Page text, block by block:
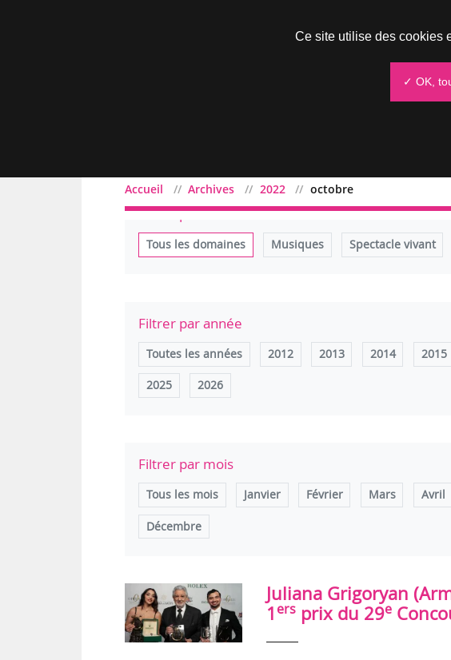
Accueil Archives 2022 octobre
Filtrer par domaine
Tous les domaines Musiques Spectacle vivant
Filtrer par année
Toutes les années 2012 2013 2014 2015
2025 2026
Filtrer par mois
Tous les mois Janvier Février Mars Avril
Décembre
Juliana Grigoryan
1 ers prix du 29e
Ce site utilise des cookies
✓ OK,